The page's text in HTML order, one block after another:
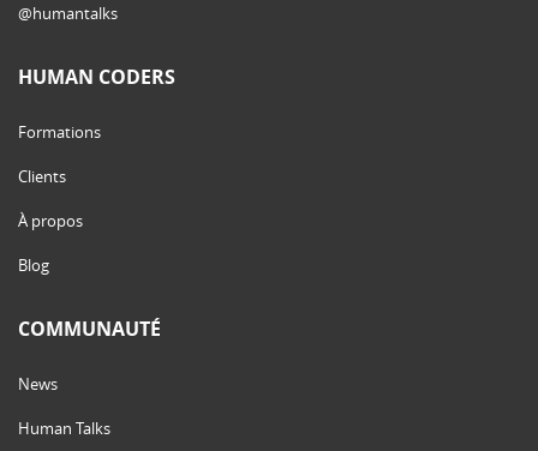
@humantalks
HUMAN CODERS
Formations
Clients
À propos
Blog
COMMUNAUTÉ
News
Human Talks